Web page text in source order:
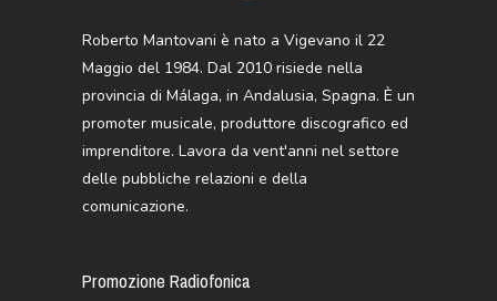
Roberto Mantovani è nato a Vigevano il 22
Maggio del 1984. Dal 2010 risiede nella
provincia di Málaga, in Andalusia, Spagna. È un
promoter musicale, produttore discografico ed
imprenditore. Lavora da vent'anni nel settore
delle pubbliche relazioni e della
comunicazione.
Promozione Radiofonica